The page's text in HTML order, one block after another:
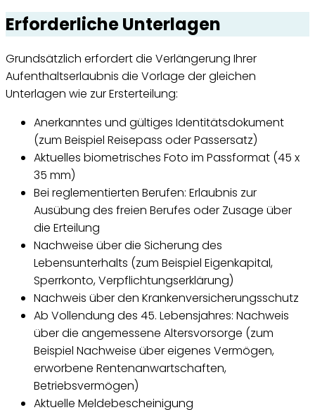
Erforderliche Unterlagen
Grundsätzlich erfordert die Verlängerung Ihrer
Aufenthaltserlaubnis die Vorlage der gleichen
Unterlagen wie zur Ersterteilung:
Anerkanntes und gültiges Identitätsdokument
(zum Beispiel Reisepass oder Passersatz)
Aktuelles biometrisches Foto im Passformat (45 x
35 mm)
Bei reglementierten Berufen: Erlaubnis zur
Ausübung des freien Berufes oder Zusage über
die Erteilung
Nachweise über die Sicherung des
Lebensunterhalts (zum Beispiel Eigenkapital,
Sperrkonto, Verpflichtungserklärung)
Nachweis über den Krankenversicherungsschutz
Ab Vollendung des 45. Lebensjahres: Nachweis
über die angemessene Altersvorsorge (zum
Beispiel Nachweise über eigenes Vermögen,
erworbene Rentenanwartschaften,
Betriebsvermögen)
Aktuelle Meldebescheinigung